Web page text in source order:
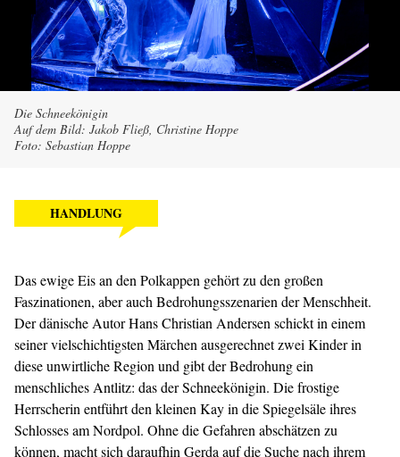
Die Schneekönigin
Auf dem Bild: Jakob Fließ, Christine Hoppe
Foto: Sebastian Hoppe
HANDLUNG
Das ewige Eis an den Polkappen gehört zu den großen
Faszinationen, aber auch Bedrohungsszenarien der Menschheit.
Der dänische Autor Hans Christian Andersen schickt in einem
seiner vielschichtigsten Märchen ausgerechnet zwei Kinder in
diese unwirtliche Region und gibt der Bedrohung ein
menschliches Antlitz: das der Schneekönigin. Die frostige
Herrscherin entführt den kleinen Kay in die Spiegelsäle ihres
Schlosses am Nordpol. Ohne die Gefahren abschätzen zu
können, macht sich daraufhin Gerda auf die Suche nach ihrem